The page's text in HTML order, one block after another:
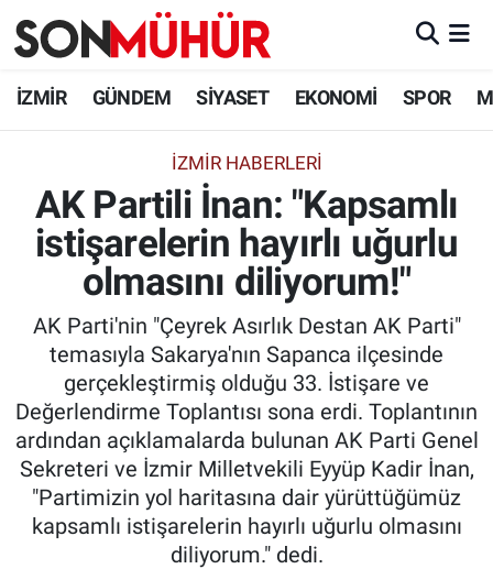
İZMİR GÜNDEM SİYASET EKONOMİ SPOR
İZMIR HABERLERI
AK Partili İnan: "Kapsamlı
istişarelerin hayırlı uğurlu
olmasını diliyorum!"
AK Parti'nin "Çeyrek Asırlık Destan AK Parti"
temasıyla Sakarya'nın Sapanca ilçesinde
gerçekleştirmiş olduğu 33. İstişare ve
Değerlendirme Toplantısı sona erdi. Toplantının
ardından açıklamalarda bulunan AK Parti Genel
Sekreteri ve İzmir Milletvekili Eyyüp Kadir İnan,
"Partimizin yol haritasına dair yürüttüğümüz
kapsamlı istişarelerin hayırlı uğurlu olmasını
diliyorum." dedi.
İzmir Nöbetçi Eczaneler
İzmir Namaz Vakitleri
İzmir Trafik Yoğunluk Haritası
Süper Lig Puan Durumu ve Fikstür
Tüm Manşetler
Son Dakika Haberleri
Haber Arşivi